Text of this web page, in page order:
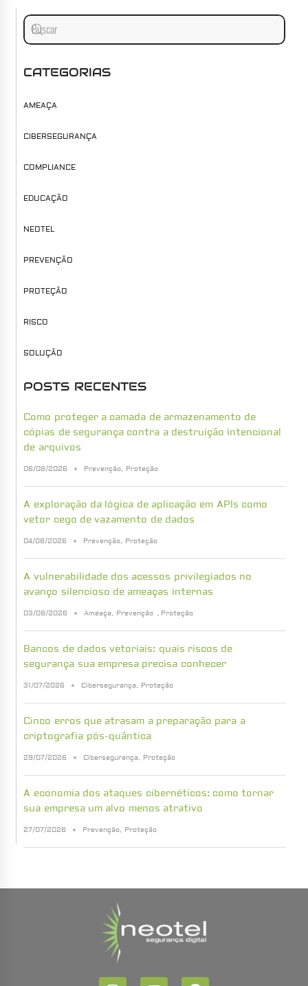
CATEGORIAS
AMEAÇA
CIBERSEGURANÇA
COMPLIANCE
EDUCAÇÃO
NEOTEL
PREVENÇÃO
PROTEÇÃO
RISCO
SOLUÇÃO
POSTS RECENTES
Como proteger a camada de armazenamento de
cópias de segurança contra a destruição intencional
de arquivos
06/08/2026 Prevenção, Proteção
A exploração da lógica de aplicação em APIs como
vetor cego de vazamento de dados
04/08/2026 Prevenção, Proteção
A vulnerabilidade dos acessos privilegiados no
avanço silencioso de ameaças internas
03/08/2026 Ameaça, Prevenção , Proteção
Bancos de dados vetoriais: quais riscos de
segurança sua empresa precisa conhecer
31/07/2026 Cibersegurança, Proteção
Cinco erros que atrasam a preparação para a
criptografia pós-quântica
29/07/2026 Cibersegurança, Proteção
A economia dos ataques cibernéticos: como tornar
sua empresa um alvo menos atrativo
27/07/2026 Prevenção, Proteção